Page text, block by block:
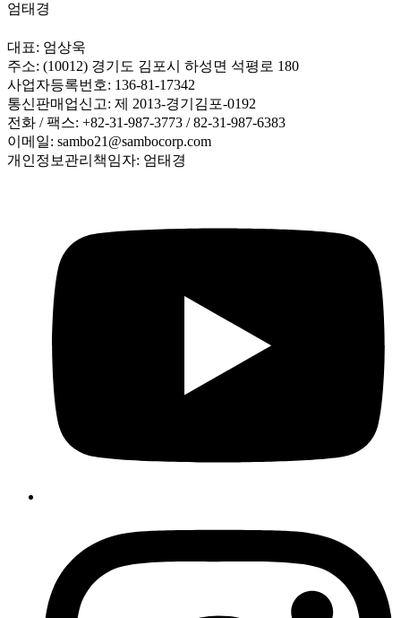
엄태경
대표: 엄상욱
주소: (10012) 경기도 김포시 하성면 석평로 180
사업자등록번호: 136-81-17342
통신판매업신고: 제 2013-경기김포-0192
전화 / 팩스: +82-31-987-3773 / 82-31-987-6383
이메일: sambo21@sambocorp.com
개인정보관리책임자: 엄태경